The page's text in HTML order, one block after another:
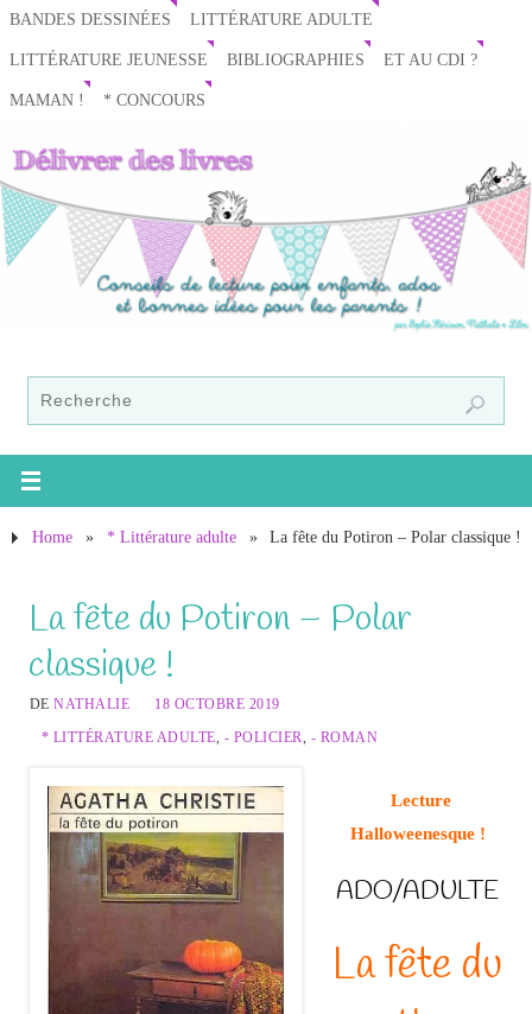
BANDES DESSINÉES LITTÉRATURE ADULTE
LITTÉRATURE JEUNESSE BIBLIOGRAPHIES ET AU CDI ?
MAMAN ! * CONCOURS
Home » * Littérature adulte » La fête du Potiron – Polar classique !
La fête du Potiron – Polar
classique !
DENATHALIE
18 OCTOBRE 2019
* LITTÉRATURE ADULTE, - POLICIER, - ROMAN
Lecture
Halloweenesque !
ADO/ADULTE
La fête du